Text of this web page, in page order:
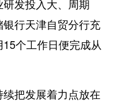
发投入大、周期
行天津自贸分行充
个工作日便完成从
把发展着力点放在